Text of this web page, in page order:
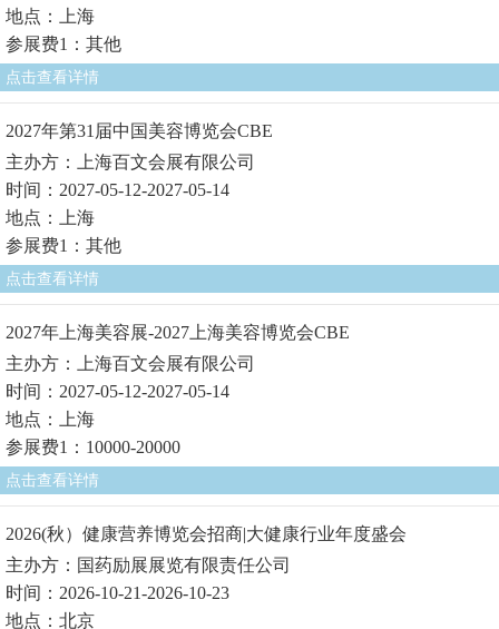
地点：上海
参展费1：其他
点击查看详情
2027年第31届中国美容博览会CBE
主办方：上海百文会展有限公司
时间：2027-05-12-2027-05-14
地点：上海
参展费1：其他
点击查看详情
2027年上海美容展-2027上海美容博览会CBE
主办方：上海百文会展有限公司
时间：2027-05-12-2027-05-14
地点：上海
参展费1：10000-20000
点击查看详情
2026(秋）健康营养博览会招商|大健康行业年度盛会
主办方：国药励展展览有限责任公司
时间：2026-10-21-2026-10-23
地点：北京